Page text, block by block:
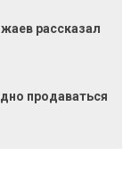
рассказал
продаваться